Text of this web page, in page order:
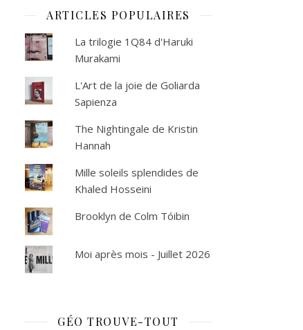
ARTICLES POPULAIRES
La trilogie 1Q84 d'Haruki
Murakami
L'Art de la joie de Goliarda
Sapienza
The Nightingale de Kristin
Hannah
Mille soleils splendides de
Khaled Hosseini
Brooklyn de Colm Tóibin
Moi après mois - Juillet 2026
GÉO TROUVE-TOUT